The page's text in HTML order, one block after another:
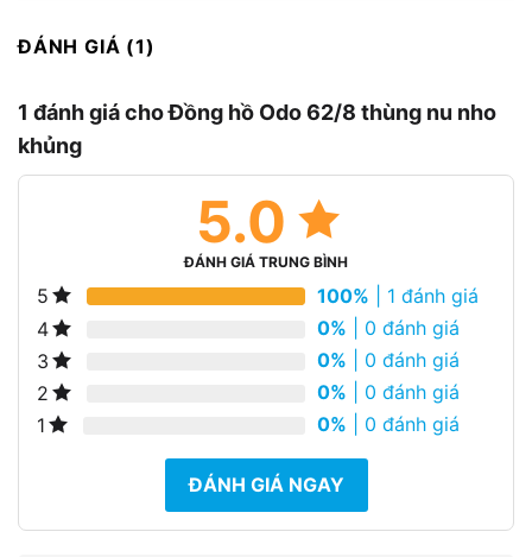
ĐÁNH GIÁ (1)
1 đánh giá choĐồng hồ Odo 62/8 thùng nu nho
khủng
5.0
ĐÁNH GIÁ TRUNG BÌNH
5 100% | 1 đánh giá
4
0% | 0 đánh giá
3
0% | 0 đánh giá
2
0% | 0 đánh giá
1
0% | 0 đánh giá
ĐÁNH GIÁ NGAY